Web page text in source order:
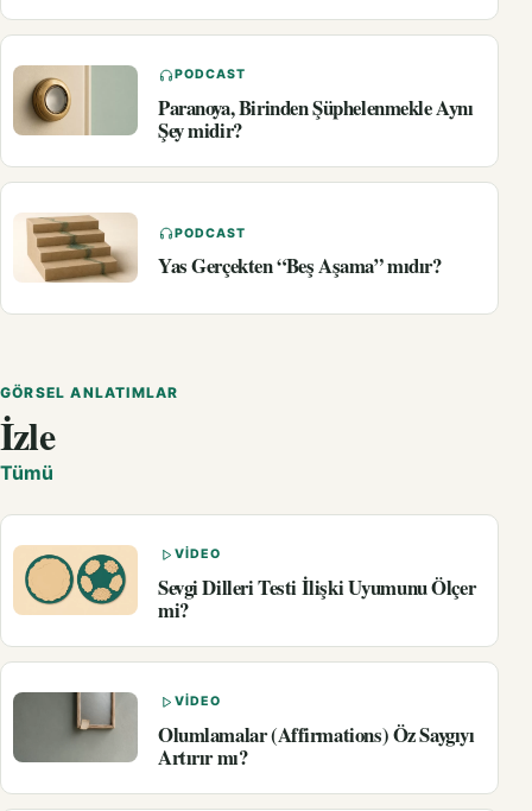
PODCAST
Paranoya, Birinden Şüphelenmekle Aynı
Şey midir?
PODCAST
Yas Gerçekten “Beş Aşama” mıdır?
GÖRSEL ANLATIMLAR
İzle
Tümü
VIDEO
Sevgi Dilleri Testi İlişki Uyumunu Ölçer
mi?
VIDEO
Olumlamalar (Affirmations) Öz Saygıyı
Artırır mı?